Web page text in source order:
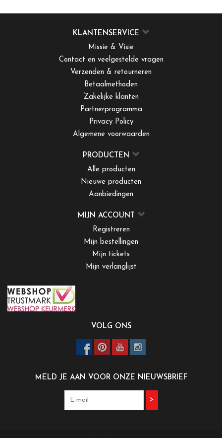
KLANTENSERVICE
Missie & Visie
Contact en veelgestelde vragen
Verzenden & retourneren
Betaalmethoden
Zakelijke klanten
Partnerprogramma
Privacy Policy
Algemene voorwaarden
PRODUCTEN
Alle producten
Nieuwe producten
Aanbiedingen
MIJN ACCOUNT
Registreren
Mijn bestellingen
Mijn tickets
Mijn verlanglijst
VOLG ONS
MELD JE AAN VOOR ONZE NIEUWSBRIEF
>